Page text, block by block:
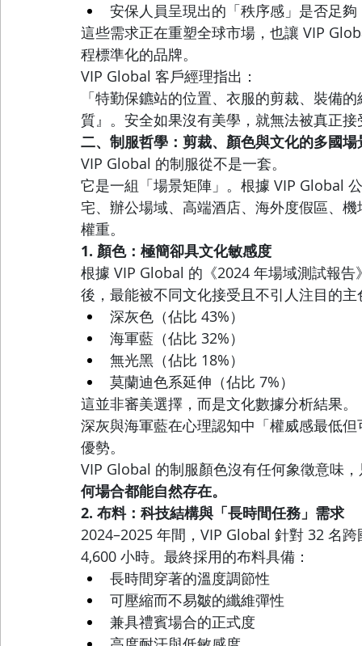
安保人員呈現出的「秩序感」是否足夠
這些需求正在重塑全球市場，也讓 VIP
程標準化的品牌。
VIP Global 客戶經理指出：
「特勤保鑣站的位置、衣服的剪裁、裝備
質』。安全如果沒有美學，就無法被真正接
二、制服哲學：剪裁、顏色與文化的多國場
VIP Global 的制服從不是一套。
它是一組「場景矩陣」。根據 VIP Global
宅、辦公場域、高端酒店、海外度假區、
權重。
1. 顏色：極簡卻具文化敏感度
根據 VIP Global 的《2024 年場域測試報
後，最能被不同文化接受且不引人注目的
深灰色（佔比 43%）
海軍藍（佔比 32%）
無光黑（佔比 18%）
莫蘭迪色系延伸（佔比 7%）
這並非審美選擇，而是文化數據分析結果。
深灰與海軍藍在心理認知中「權威感最低
優勢。
VIP Global 的制服顏色沒有任何象徵意味
何場合都能自然存在。
2. 布料：科技結構與「長時間任務」需求
2024–2025 年間，VIP Global 針對 32 名
4,600 小時。最終採用的布料具備：
長時間穿著的溫度調節性
可壓縮而不易皺的纖維彈性
兼具禮賓場合的正式度